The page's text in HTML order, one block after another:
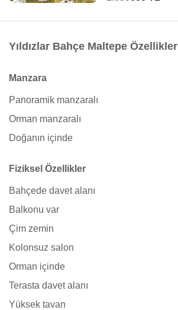
Yıldızlar Bahçe Maltepe Özellikler
Manzara
Panoramik manzaralı
Orman manzaralı
Doğanın içinde
Fiziksel Özellikler
Bahçede davet alanı
Balkonu var
Çim zemin
Kolonsuz salon
Orman içinde
Terasta davet alanı
Yüksek tavan